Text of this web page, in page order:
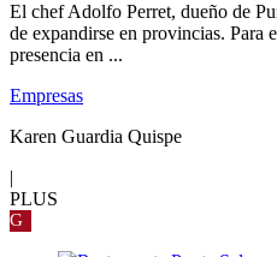
El chef Adolfo Perret, dueño de
de expandirse en provincias. Para
presencia en ...
Empresas
Karen Guardia Quispe
|
PLUS
G